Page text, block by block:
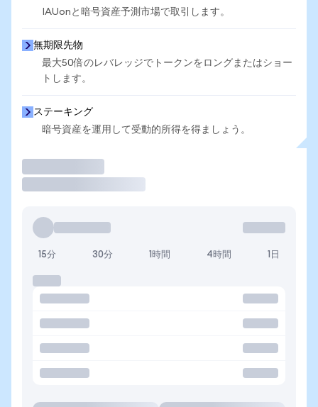
IAUonと暗号資産予測市場で取引します。
無期限先物
最大50倍のレバレッジでトークンをロングまたはショー
トします。
ステーキング
暗号資産を運用して受動的所得を得ましょう。
15分 30分 1時間 4時間 1日